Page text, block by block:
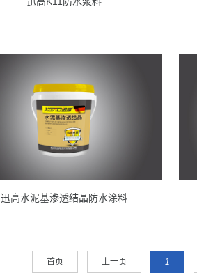
迅高水泥基渗透结晶防水涂料
首页 上一页 1